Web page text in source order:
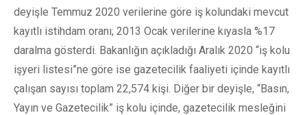
deyişle Temmuz 2020 verilerine göre iş kolundaki mevcut
kayıtlı istihdam oranı; 2013 Ocak verilerine kıyasla %17
daralma gösterdi. Bakanlığın açıkladığı Aralık 2020 “iş kolu
işyeri listesi”ne göre ise gazetecilik faaliyeti içinde kayıtlı
çalışan sayısı toplam 22,574 kişi. Diğer bir deyişle, “Basın,
Yayın ve Gazetecilik” iş kolu içinde, gazetecilik mesleğini